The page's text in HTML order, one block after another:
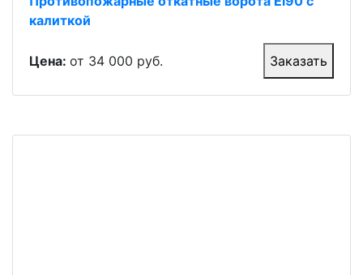
калиткой
Цена: от 34 000 руб. Заказать